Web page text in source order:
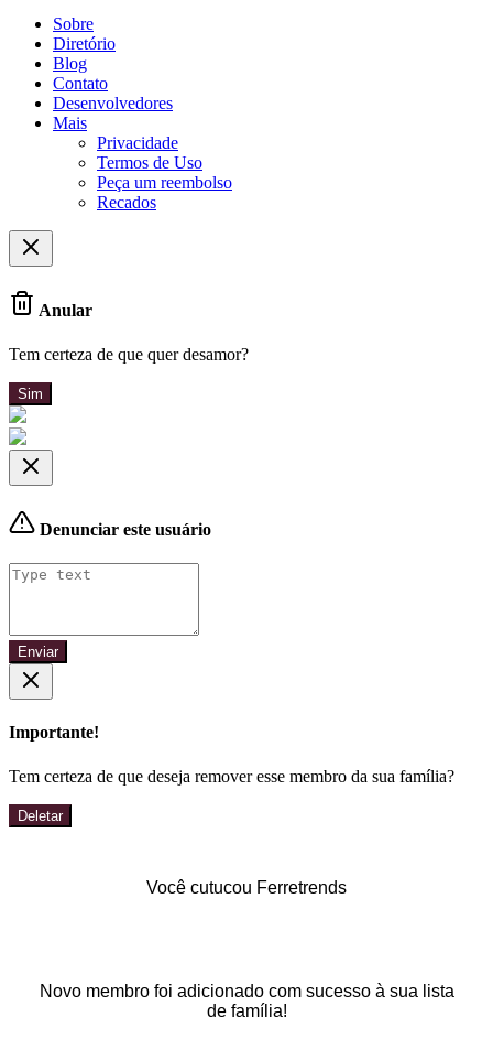
Sobre
Diretório
Blog
Contato
Desenvolvedores
Mais
Privacidade
Termos de Uso
Peça um reembolso
Recados
Anular
Tem certeza de que quer desamor?
Sim
Denunciar este usuário
Enviar
Importante!
Tem certeza de que deseja remover esse membro da sua família?
Deletar
Você cutucou Ferretrends
Novo membro foi adicionado com sucesso à sua lista
de família!